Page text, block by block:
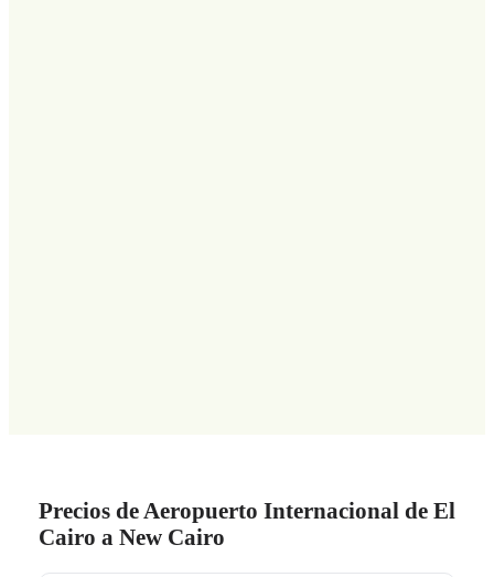
Precios de Aeropuerto Internacional de El
Cairo a New Cairo